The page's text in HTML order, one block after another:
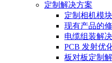
定制解决方案
定制相机模
现有产品的
电缆组装解
PCB 发射优
板对板定制